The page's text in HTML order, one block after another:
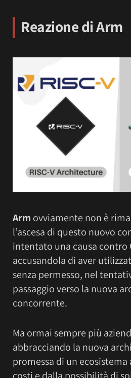
Reazione di Arm
Arm ovviamente non è
l’ascesa di questo nuovo
intentato una causa contro
accusandola di aver
senza permesso, nel
passaggio verso la nuova
concorrente.
Ma ormai sempre più
abbracciando la nuova
promessa di un